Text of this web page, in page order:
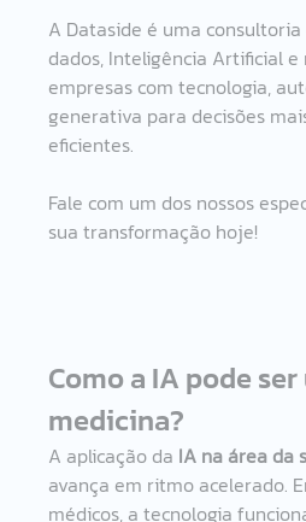
A Dataside é uma
dados, Inteligência Artificial e
empresas com tecnologia,
generativa para decisões
eficientes.
Fale com um dos nossos
sua transformação hoje!
Como a IA pode
medicina?
A aplicação da IA na área da
avança em ritmo acelerado.
médicos, a tecnologia